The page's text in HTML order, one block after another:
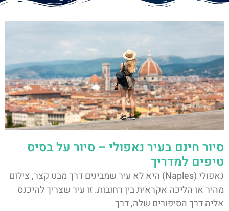
סיור חינם בעיר נאפולי – סיור על בסיס
טיפים למדריך
נאפולי (Naples) היא לא עיר שמבינים דרך מבט קצר, צילום
מהיר או הליכה אקראית בין רחובות. זו עיר שצריך להיכנס
אליה דרך הסיפורים שלה, דרך